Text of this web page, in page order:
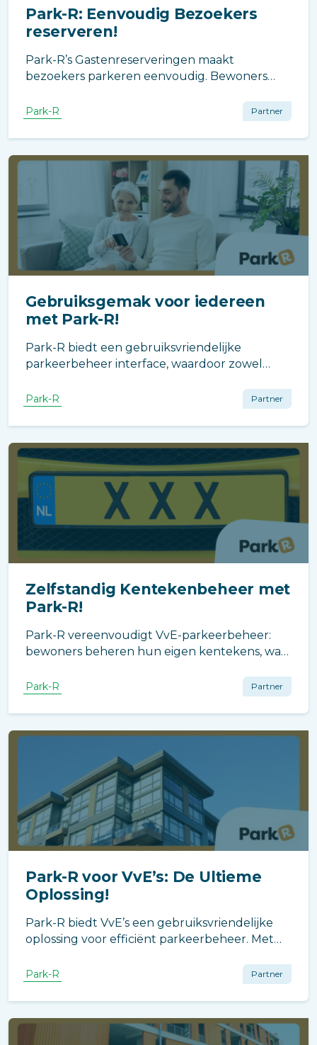
Park-R: Eenvoudig Bezoekers
reserveren!
Park-R’s Gastenreserveringen maakt
bezoekers parkeren eenvoudig. Bewoners
indien nodig en ontvangen real-time
meldingen, wat zorgt voor een vlot en
efficiënt beheer.
Park-R Partner
Gebruiksgemak voor iedereen
met Park-R!
Park-R biedt een gebruiksvriendelijke
parkeerbeheer interface, waardoor zowel
navigeren, kentekens invoeren,
parkeerfaciliteiten beheren. Technologie
toegankelijk voor iedereen!
Park-R Partner
Zelfstandig Kentekenbeheer met
Park-R!
Park-R vereenvoudigt VvE-parkeerbeheer:
bewoners beheren hun eigen kentekens, wat
vermindert. Meer controle en flexibiliteit voor
bewoners, minder werk voor beheerders.
Park-R Partner
Park-R voor VvE’s: De Ultieme
Oplossing!
Park-R biedt VvE’s een gebruiksvriendelijke
oplossing voor efficiënt parkeerbeheer. Met
gastenreserveringen en real-time updates,
vermindert Park-R de administratieve lasten
voor bewoners en beheerders.
Park-R Partner